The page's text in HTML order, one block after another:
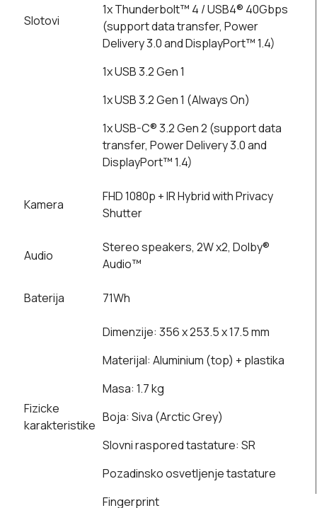
Slotovi
1x Thunderbolt™ 4 / USB4® 40Gbps
(support data transfer, Power
Delivery 3.0 and DisplayPort™ 1.4)
1x USB 3.2 Gen 1
1x USB 3.2 Gen 1 (Always On)
1x USB-C® 3.2 Gen 2 (support data
transfer, Power Delivery 3.0 and
DisplayPort™ 1.4)
Kamera
FHD 1080p + IR Hybrid with Privacy
Shutter
Audio
Stereo speakers, 2W x2, Dolby®
Audio™
Baterija 71Wh
Fizicke
karakteristike
Dimenzije: 356 x 253.5 x 17.5 mm
Materijal: Aluminium (top) + plastika
Masa: 1.7 kg
Boja: Siva (Arctic Grey)
Slovni raspored tastature: SR
Pozadinsko osvetljenje tastature
Fingerprint